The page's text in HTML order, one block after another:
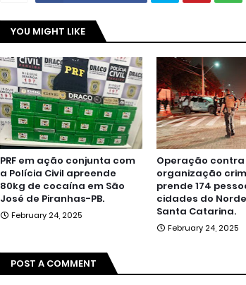
YOU MIGHT LIKE
PRF em ação conjunta com
a Polícia Civil apreende
80kg de cocaína em São
José de Piranhas-PB.
February 24, 2025
Operação contra
organização
prende 174
cidades do
Santa Catarina.
February 24, 2025
POST A COMMENT